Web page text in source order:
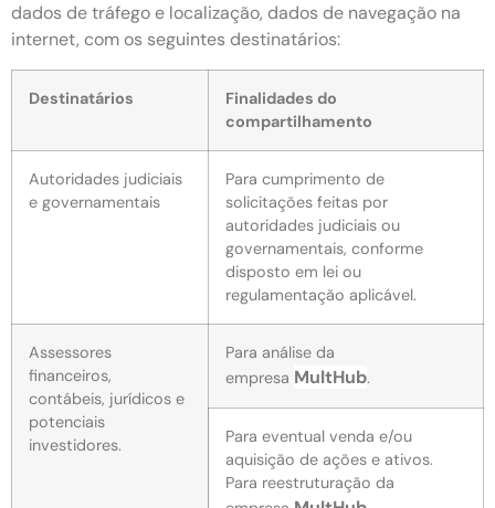
dados de tráfego e localização, dados de navegação na
internet, com os seguintes destinatários:
Destinatários
Finalidades do
compartilhamento
Autoridades judiciais
e governamentais
Para cumprimento de
solicitações feitas por
autoridades judiciais ou
governamentais, conforme
disposto em lei ou
regulamentação aplicável.
Assessores
financeiros,
contábeis, jurídicos e
potenciais
investidores.
Para análise da
empresa MultHub.
Para eventual venda e/ou
aquisição de ações e ativos.
Para reestruturação da